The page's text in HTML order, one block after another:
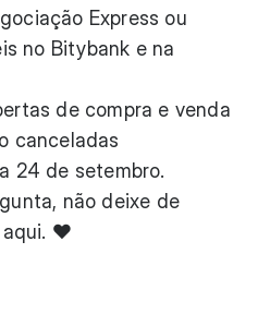
Express ou
no Bitybank e na
de compra e venda
canceladas
24 de setembro.
não deixe de
aqui. ♥